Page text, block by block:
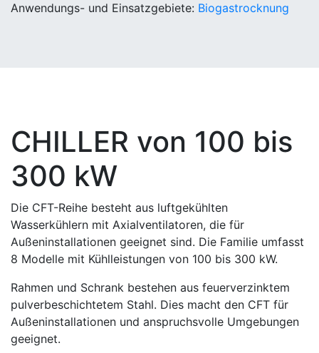
Anwendungs- und Einsatzgebiete: Biogastrocknung
CHILLER von 100 bis
300 kW
Die CFT-Reihe besteht aus luftgekühlten
Wasserkühlern mit Axialventilatoren, die für
Außeninstallationen geeignet sind. Die Familie umfasst
8 Modelle mit Kühlleistungen von 100 bis 300 kW.
Rahmen und Schrank bestehen aus feuerverzinktem
pulverbeschichtetem Stahl. Dies macht den CFT für
Außeninstallationen und anspruchsvolle Umgebungen
geeignet.